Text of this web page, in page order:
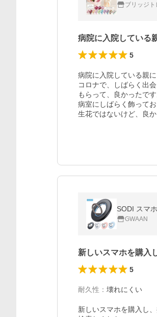
ブリッジト
病院に入院している
5
病院に入院している親
コロナで、しばらく出
もらって、良かったです
病室にしばらく飾ってお
生花ではないけど、良か
GWAAN
新しいスマホを購入
5
耐久性 ： 壊れにくい
新しいスマホを購入し